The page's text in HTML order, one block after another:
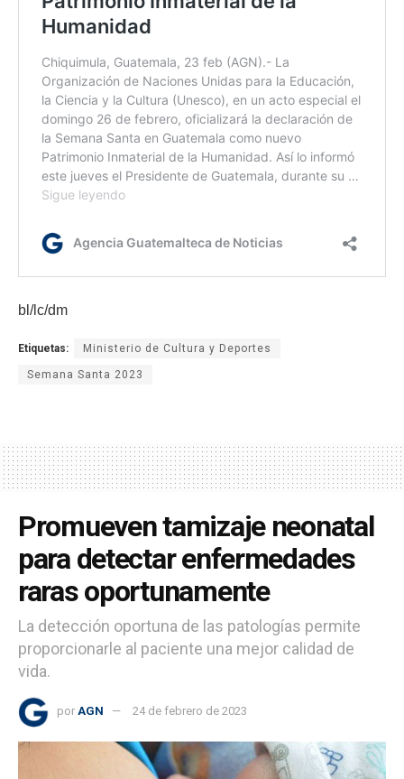
bl/lc/dm
Etiquetas: Ministerio de Cultura y Deportes
Semana Santa 2023
Promueven tamizaje neonatal
para detectar enfermedades
raras oportunamente
La detección oportuna de las patologías permite
proporcionarle al paciente una mejor calidad de
vida.
por AGN 24 de febrero de 2023